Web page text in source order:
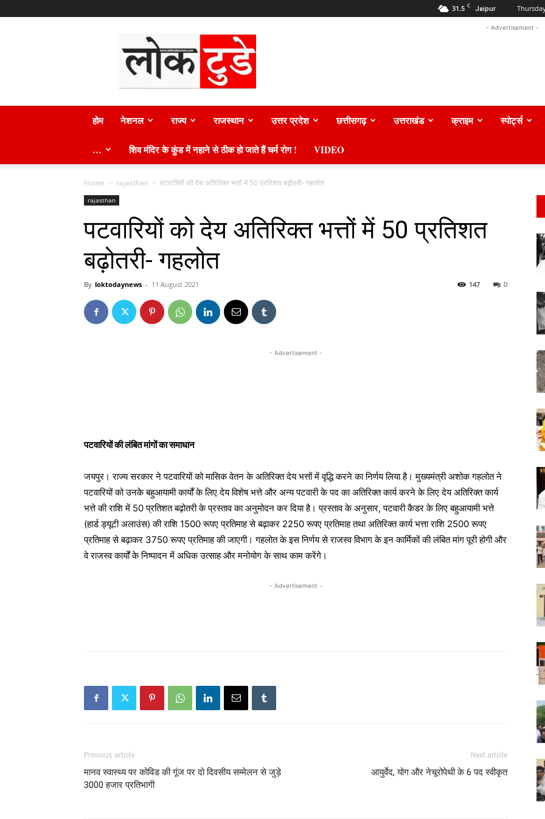
31.5 C Jaipur
टुडे
न्यूज़
- Advertisement -
होम नेशनल राज्य राजस्थान उत्तर प्रदेश छत्तीसगढ़ उत्तराखंड क्राइम स्पोर्ट्स
… शिव मंदिर के कुंड में नहाने से ठीक हो जाते हैं चर्म रोग ! VIDEO
Home rajasthan पटवारियों को देय अतिरिक्त भत्तों में 50 प्रतिशत बढ़ोतरी- गहलोत
rajasthan
पटवारियों को देय अतिरिक्त भत्तों में 50 प्रतिशत
बढ़ोतरी- गहलोत
By loktodaynews - 11 August 2021 0
147
- Advertisement -
पटवारियों की लंबित मांगों का समाधान
जयपुर। राज्य सरकार ने पटवारियों को मासिक वेतन के अतिरिक्त देय भत्तों में वृद्धि करने का निर्णय लिया है। मुख्यमंत्री अशोक गहलोत ने
पटवारियों को उनके बहुआयामी कार्यों के लिए देय विशेष भत्ते और अन्य पटवारी के पद का अतिरिक्त कार्य करने के लिए देय अतिरिक्त कार्य
भत्ते की राशि में 50 प्रतिशत बढ़ोतरी के प्रस्ताव का अनुमोदन कर दिया है। प्रस्ताव के अनुसार, पटवारी कैडर के लिए बहुआयामी भत्ते
(हार्ड ड्यूटी अलाउंस) की राशि 1500 रूपए प्रतिमाह से बढ़ाकर 2250 रूपए प्रतिमाह तथा अतिरिक्त कार्य भत्ता राशि 2500 रूपए
प्रतिमाह से बढ़ाकर 3750 रूपए प्रतिमाह की जाएगी। गहलोत के इस निर्णय से राजस्व विभाग के इन कार्मिकों की लंबित मांग पूरी होगी और
वे राजस्व कार्यों के निष्पादन में अधिक उत्साह और मनोयोग के साथ काम करेंगे।
- Advertisement -
Previous article
मानव स्वास्थ्य पर कोविड की गूंज पर दो दिवसीय सम्मेलन से जुड़े
3000 हजार प्रतिभागी
Next article
आयुर्वेद, योग और नेचूरोपेथी के 6 पद स्वीकृत